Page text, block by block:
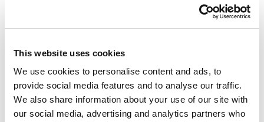
This website uses cookies
We use cookies to personalise content and ads, to
provide social media features and to analyse our traffic.
We also share information about your use of our site with
our social media, advertising and analytics partners who